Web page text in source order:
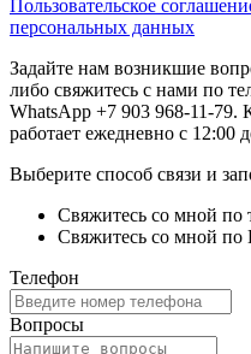
Пользовательское
персональных данных
Задайте нам возникшие
либо свяжитесь с нами по
WhatsApp +7 903 968-11-79.
работает ежедневно с 12:00
Выберите способ связи и
Свяжитесь со мной по
Свяжитесь со мной по
Телефон
Вопросы